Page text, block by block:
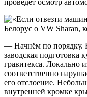
— Начнём по порядку.
заводская подготовка
гравитекса. Локально
соответственно
его отслоение.
внутренней кромке